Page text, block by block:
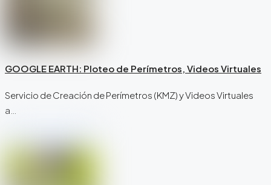
GOOGLE EARTH: Ploteo de Perímetros, Videos Virtuales
Servicio de Creación de Perímetros (KMZ) y Videos Virtuales
a…